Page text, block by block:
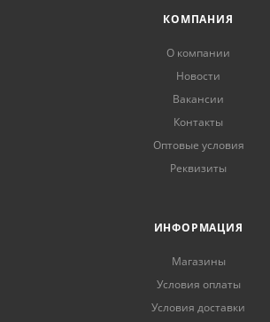
КОМПАНИЯ
О компании
Новости
Вакансии
Контакты
Оптовые условия
Реквизиты
ИНФОРМАЦИЯ
Магазины
Условия оплаты
Условия доставки